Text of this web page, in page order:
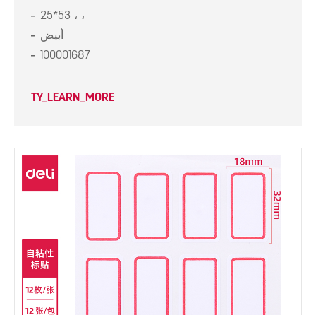
25*53 ، ،
أبيض
100001687
TY_LEARN_MORE